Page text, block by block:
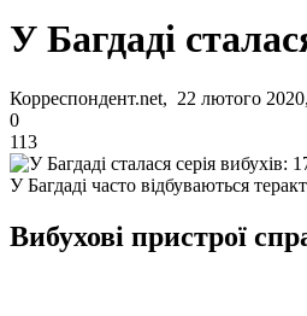
У Багдаді
Корреспондент.net, 22 лютого
0
113
У Багдаді часто відбуваються
Вибухові пристрої